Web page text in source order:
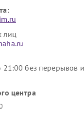
лиц
без перерывов
центра